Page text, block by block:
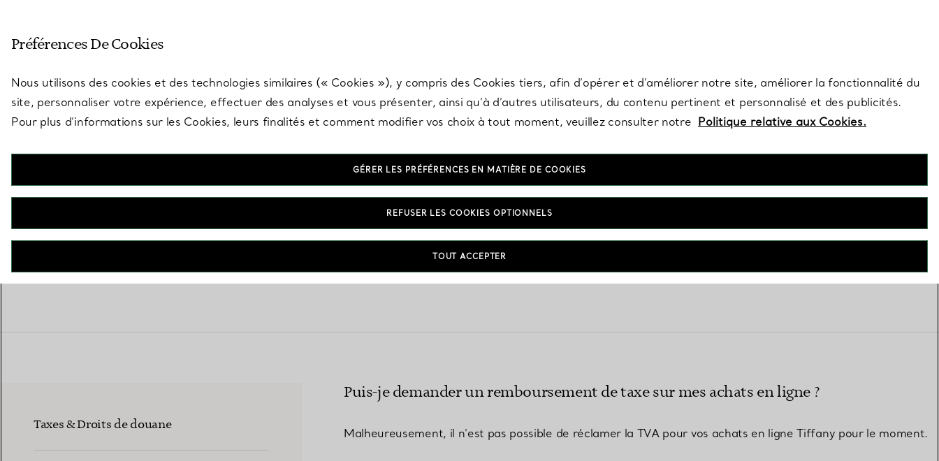
Prenez avec un expert en diamants Tiffany.
Taxes & Droits de douane
FAQ
Taxes & Droits de douane
Puis-je demander un remboursement de taxe sur mes achats en ligne ?
Malheureusement, il n'est pas possible de réclamer la TVA pour vos achats en ligne Tiffany pour le moment.
Préférences De Cookies
Nous utilisons des cookies et des technologies similaires (« Cookies »), y compris des Cookies tiers, afin d’opérer et d’améliorer notre site, améliorer la fonctionnalité du
site, personnaliser votre expérience, effectuer des analyses et vous présenter, ainsi qu’à d’autres utilisateurs, du contenu pertinent et personnalisé et des publicités.
Pour plus d’informations sur les Cookies, leurs finalités et comment modifier vos choix à tout moment, veuillez consulter notre Politique relative aux Cookies.
GÉRER LES PRÉFÉRENCES EN MATIÈRE DE COOKIES
REFUSER LES COOKIES OPTIONNELS
TOUT ACCEPTER